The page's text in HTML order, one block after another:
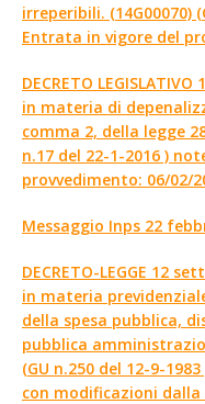
irreperibili. (14G00070)
Entrata in vigore del
DECRETO
in materia di
comma 2, della legge
n.17 del 22-1-2016 )
provvedimento: 06/02/
Messaggio Inps 22
DECRETO-LEGGE 12
in materia
della spesa pubblica,
pubblica
(GU n.250 del 12-9-
con modificazioni dalla